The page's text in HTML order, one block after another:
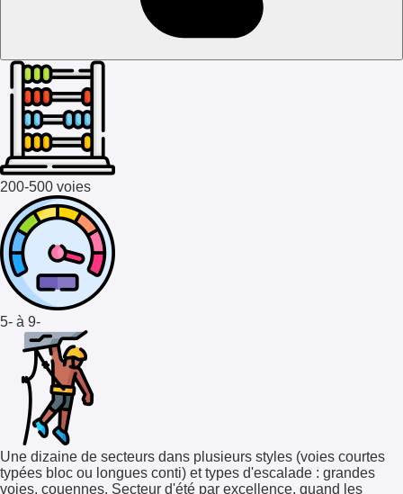
200-500 voies
5- à 9-
Une dizaine de secteurs dans plusieurs styles (voies courtes
typées bloc ou longues conti) et types d'escalade : grandes
voies, couennes. Secteur d'été par excellence, quand les